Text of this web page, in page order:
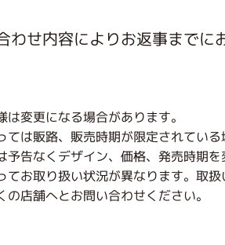
わせ内容によりお返事までに
変更になる場合があります。
ては販路、販売時期が限定されてい
予告なくデザイン、価格、発売時期
てお取り扱い状況が異なります。取
の店舗へとお問い合わせください。